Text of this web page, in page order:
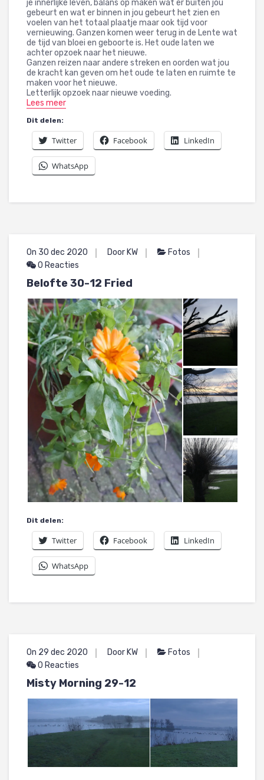
je innerlijke leven, balans op maken wat er buiten jou
gebeurt en wat er binnen in jou gebeurt het zien en
voelen van het totaal plaatje maar ook tijd voor
vernieuwing. Ganzen komen weer terug in de Lente wat
de tijd van bloei en geboorte is. Het oude laten we
achter opzoek naar het nieuwe.
Ganzen reizen naar andere streken en oorden wat jou
de kracht kan geven om het oude te laten en ruimte te
maken voor het nieuwe.
Letterlijk opzoek naar nieuwe voeding.
Lees meer
Dit delen:
Twitter Facebook LinkedIn
WhatsApp
On 30 dec 2020 Door KW
Fotos
0 Reacties
Belofte 30-12 Fried
Dit delen:
Twitter Facebook LinkedIn
WhatsApp
On 29 dec 2020 Door KW
Fotos
0 Reacties
Misty Morning 29-12